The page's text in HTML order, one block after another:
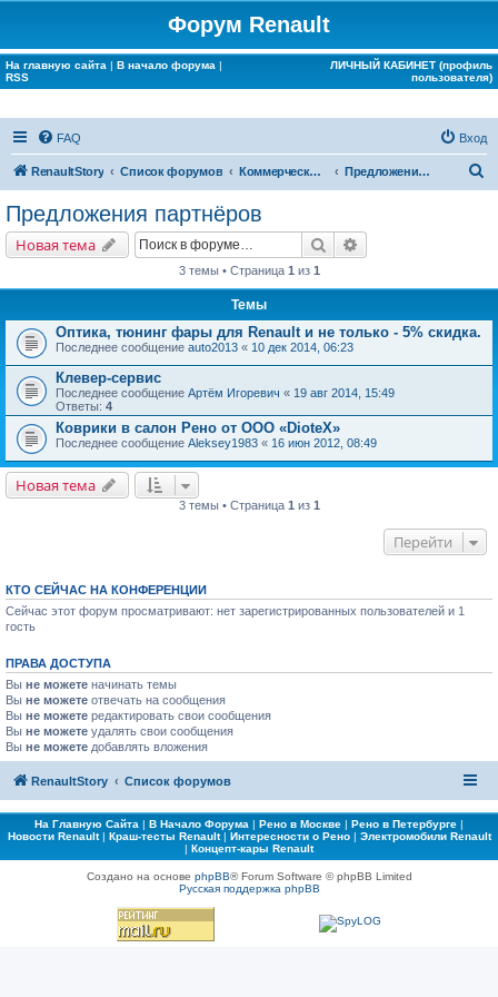
Форум Renault
На главную сайта | В начало форума |
RSS
ЛИЧНЫЙ КАБИНЕТ (профиль
пользователя)
FAQ Вход
RenaultStory Список форумов Коммерческие разделы Предложения партнёров
Предложения партнёров
Новая тема Поиск
3 темы • Страница 1 из 1
Темы
Оптика, тюнинг фары для Renault и не только - 5% скидка.
Последнее сообщение auto2013 « 10 дек 2014, 06:23
Клевер-сервис
Последнее сообщение Артём Игоревич « 19 авг 2014, 15:49
Ответы: 4
Коврики в салон Рено от ООО «DioteX»
Последнее сообщение Aleksey1983 « 16 июн 2012, 08:49
Новая тема
3 темы • Страница 1 из 1
Перейти
КТО СЕЙЧАС НА КОНФЕРЕНЦИИ
Сейчас этот форум просматривают: нет зарегистрированных пользователей и 1
гость
ПРАВА ДОСТУПА
Вы не можете начинать темы
Вы не можете отвечать на сообщения
Вы не можете редактировать свои сообщения
Вы не можете удалять свои сообщения
Вы не можете добавлять вложения
RenaultStory Список форумов
На Главную Сайта | В Начало Форума | Рено в Москве | Рено в Петербурге |
Новости Renault| Краш-тесты Renault| Интересности о Рено| Электромобили Renault
| Концепт-кары Renault
Создано на основе phpBB® Forum Software © phpBB Limited
Русская поддержка phpBB